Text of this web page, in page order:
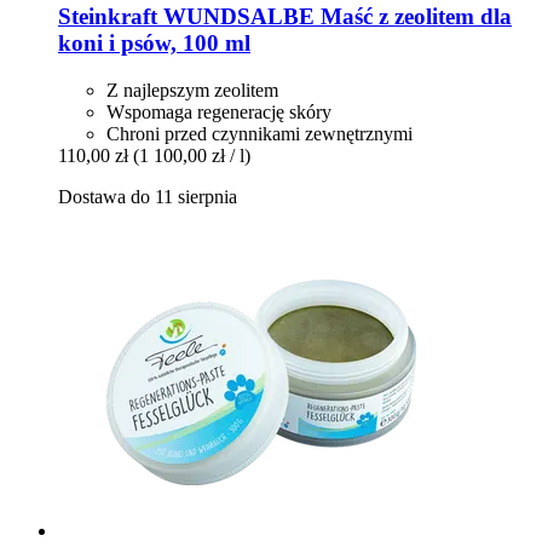
Steinkraft WUNDSALBE Maść z zeolitem dla
koni i psów, 100 ml
Z najlepszym zeolitem
Wspomaga regenerację skóry
Chroni przed czynnikami zewnętrznymi
110,00 zł (1 100,00 zł / l)
Dostawa do 11 sierpnia